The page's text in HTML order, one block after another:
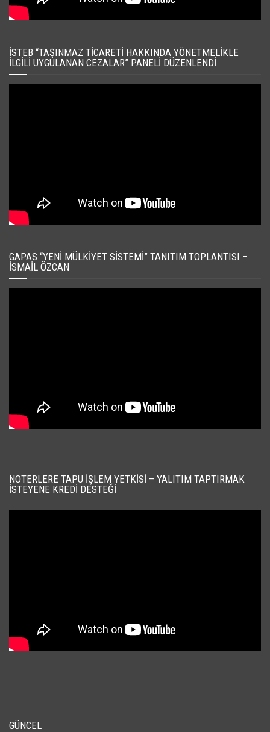
İSTEB “TAŞINMAZ TICARETI HAKKINDA YÖNETMELIKLE
İLGILI UYGULANAN CEZALAR” PANELI DÜZENLENDI
GAPAS “YENI MÜLKIYET SISTEMI” TANITIM TOPLANTISI –
İSMAIL ÖZCAN
NOTERLERE TAPU İŞLEM YETKISI – YALITIM TAPTIRMAK
İSTEYENE KREDI DESTEĞI
GÜNCEL